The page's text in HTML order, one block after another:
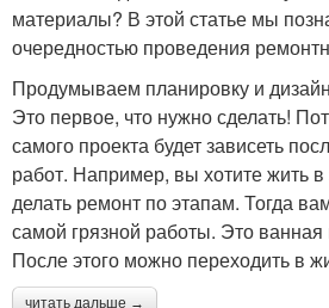
материалы? В этой статье мы
очередностью проведения
Продумываем планировку и дизайн
Это первое, что нужно сделать!
самого проекта будет зависеть
работ. Например, вы хотите жить в
делать ремонт по этапам. Тогда
самой грязной работы. Это ванная
После этого можно переходить в
читать дальше →